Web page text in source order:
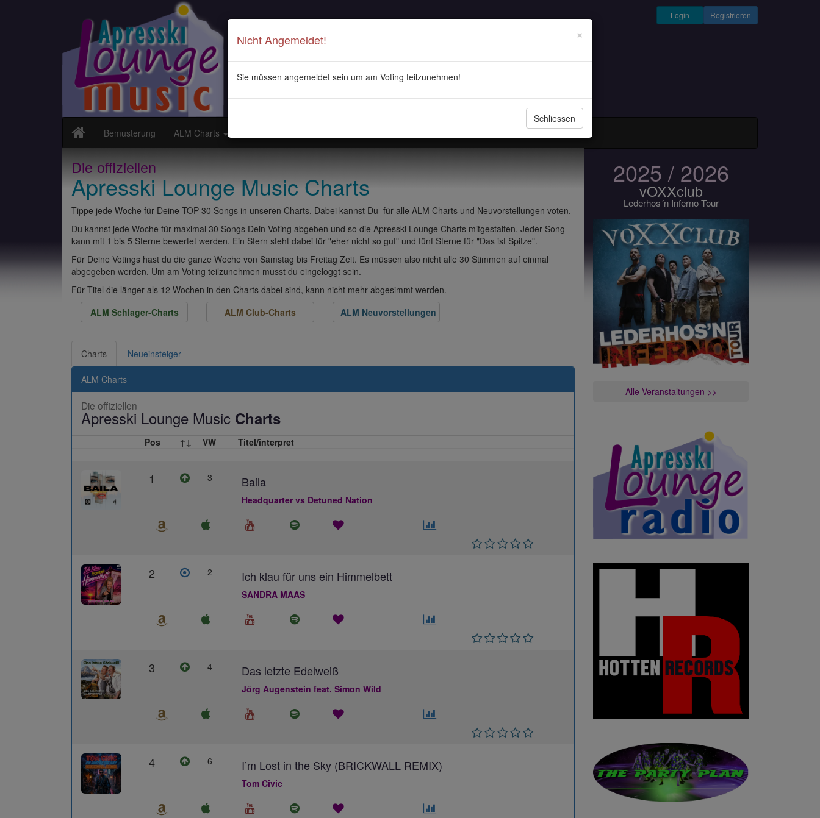
Registrieren
Login
Bemusterung ALM Charts
Die offiziellen
Apresski Lounge Music Charts
Tippe jede Woche für Deine TOP 30 Songs in unseren Charts. Dabei kannst Du für alle ALM Charts und Neuvorstellungen voten.
Du kannst jede Woche für maximal 30 Songs Dein Voting abgeben und so die Apresski Lounge Charts mitgestalten. Jeder Song
kann mit 1 bis 5 Sterne bewertet werden. Ein Stern steht dabei für "eher nicht so gut" und fünf Sterne für "Das ist Spitze".
Für Deine Votings hast du die ganze Woche von Samstag bis Freitag Zeit. Es müssen also nicht alle 30 Stimmen auf einmal
abgegeben werden. Um am Voting teilzunehmen musst du eingeloggt sein.
Für Titel die länger als 12 Wochen in den Charts dabei sind, kann nicht mehr abgesimmt werden.
ALM Schlager-Charts
ALM Club-Charts ALM Neuvorstellungen
×
Nicht Angemeldet!
Sie müssen angemeldet sein um am Voting teilzunehmen!
Schliessen
Charts Neueinsteiger
ALM Charts
Die offiziellen
Apresski Lounge Music Charts
Pos ↑↓ VW Titel/interpret
1 3 Baila
Headquarter vs Detuned Nation
2 2 Ich klau für uns ein Himmelbett
SANDRA MAAS
3 4 Das letzte Edelweiß
Jörg Augenstein feat. Simon Wild
4 6 I’m Lost in the Sky (BRICKWALL REMIX)
Tom Civic
2025 / 2026
vOXXclub
Lederhos´n Inferno Tour
Alle Veranstaltungen >>